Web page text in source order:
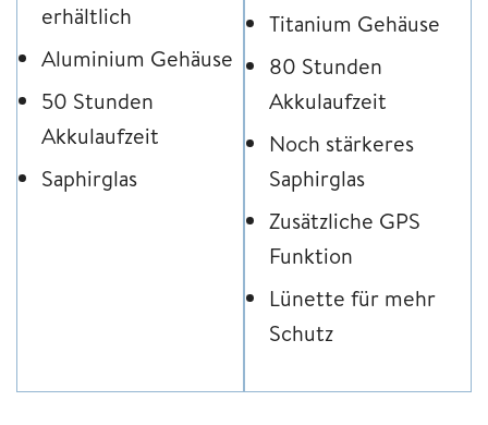
erhältlich
Aluminium Gehäuse
50 Stunden
Akkulaufzeit
Saphirglas
Titanium Gehäuse
80 Stunden
Akkulaufzeit
Noch stärkeres
Saphirglas
Zusätzliche GPS
Funktion
Lünette für mehr
Schutz